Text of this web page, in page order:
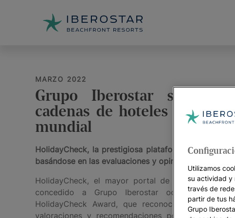
MARZO 2022
Grupo Iberostar se
cadenas de hoteles más
mundial
HolidayCheck, la prestigiosa plataforma de viajes,
basándose en las evaluaciones y opiniones de sus
HolidayCheck, el mayor portal de viajes en los
concedido a Grupo Iberostar ocho
HolidayCheck Award, que reconoce a los
valoraciones y recomendaciones por parte de
Utilizamos
su actividad y
través de
partir de tus
Grupo